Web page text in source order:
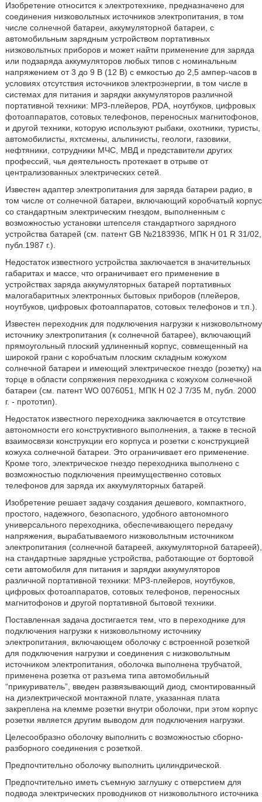
Изобретение относится к электротехнике, предназначено для
соединения низковольтных источников электропитания, в том
числе солнечной батареи, аккумуляторной батареи, с
автомобильным зарядным устройством портативных
низковольтных приборов и может найти применение для заряда
или подзаряда аккумуляторов любых типов с номинальным
напряжением от 3 до 9 В (12 В) с емкостью до 2,5 ампер-часов в
условиях отсутствия источников электроэнергии, в том числе в
системах для питания и зарядки аккумуляторов различной
портативной техники: МР3-плейеров, PDA, ноутбуков, цифровых
фотоаппаратов, сотовых телефонов, переносных магнитофонов,
и другой техники, которую используют рыбаки, охотники, туристы,
автомобилисты, яхтсмены, альпинисты, геологи, газовики,
нефтяники, сотрудники МЧС, МВД и представители других
профессий, чья деятельность протекает в отрыве от
централизованных электрических сетей.
Известен адаптер электропитания для заряда батареи радио, в
том числе от солнечной батареи, включающий коробчатый корпус
со стандартным электрическим гнездом, выполненным с
возможностью установки штепселя стандартного зарядного
устройства батарей (см. патент GB №2183936, MПK H 01 R 31/02,
публ.1987 г.).
Недостаток известного устройства заключается в значительных
габаритах и массе, что ограничивает его применение в
устройствах заряда аккумуляторных батарей портативных
малогабаритных электронных бытовых приборов (плейеров,
ноутбуков, цифровых фотоаппаратов, сотовых телефонов и т.п.).
Известен переходник для подключения нагрузки к низковольтному
источнику электропитания (к солнечной батарее), включающий
прямоугольный плоский удлиненный корпус, совмещенный на
широкой грани с коробчатым плоским складным кожухом
солнечной батареи и имеющий электрическое гнездо (розетку) на
торце в области сопряжения переходника с кожухом солнечной
батареи (см. патент WO 0076051, МПК H 02 J 7/35 M, публ. 2000
г. - прототип).
Недостаток известного переходника заключается в отсутствие
автономности его конструктивного выполнения, а также в тесной
взаимосвязи конструкции его корпуса и розетки с конструкцией
кожуха солнечной батареи. Это ограничивает его применение.
Кроме того, электрическое гнездо переходника выполнено с
возможностью подключения преимущественно сотовых
телефонов для заряда их аккумуляторных батарей.
Изобретение решает задачу создания дешевого, компактного,
простого, надежного, безопасного, удобного автономного
универсального переходника, обеспечивающего передачу
напряжения, вырабатываемого низковольтным источником
электропитания (солнечной батареей, аккумуляторной батареей),
на стандартные зарядные устройства, работающие от бортовой
сети автомобиля для питания и зарядки аккумуляторов
различной портативной техники: МР3-плейеров, ноутбуков,
цифровых фотоаппаратов, сотовых телефонов, переносных
магнитофонов и другой портативной бытовой техники.
Поставленная задача достигается тем, что в переходнике для
подключения нагрузки к низковольтному источнику
электропитания, включающем оболочку с встроенной розеткой
для подключения нагрузки и соединения с низковольтным
источником электропитания, оболочка выполнена трубчатой,
применена розетка от разъема типа автомобильный
“прикуриватель”, введен развязывающий диод, смонтированный
на диэлектрической монтажной плате, указанная плата
закреплена на клемме розетки внутри оболочки, при этом корпус
розетки является другим выводом для подключения нагрузки.
Целесообразно оболочку выполнить с возможностью сборно-
разборного соединения с розеткой.
Предпочтительно оболочку выполнить цилиндрической.
Предпочтительно иметь съемную заглушку с отверстием для
подвода электрических проводников от низковольтного источника